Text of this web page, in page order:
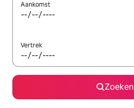
Aankomst
Vertrek
Zoeken